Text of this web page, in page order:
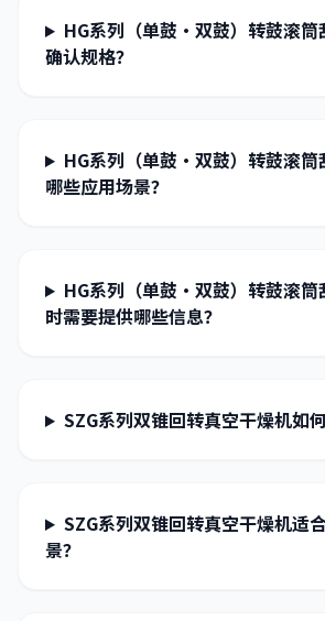
HG系列（单鼓·双鼓）转鼓滚筒
确认规格？
HG系列（单鼓·双鼓）转鼓滚筒
哪些应用场景？
HG系列（单鼓·双鼓）转鼓滚筒
时需要提供哪些信息？
SZG系列双锥回转真空干燥机如
SZG系列双锥回转真空干燥机适
景？